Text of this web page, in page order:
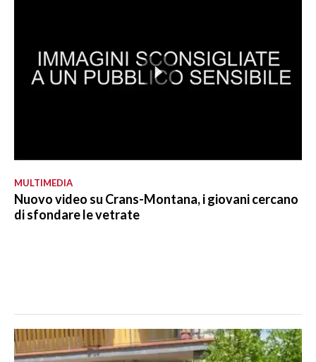
MULTIMEDIA
Nuovo video su Crans-Montana, i giovani cercano
di sfondare le vetrate